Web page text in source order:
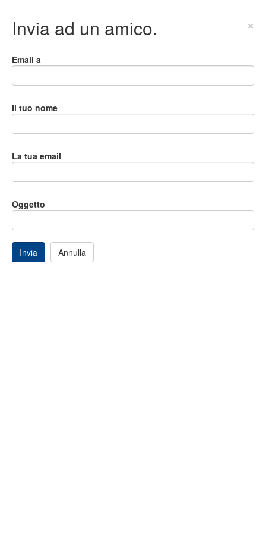
Invia ad un amico. ×
Email a
Il tuo nome
La tua email
Oggetto
Invia Annulla